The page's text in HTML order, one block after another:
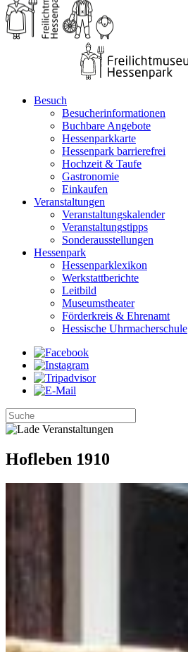
Besuch
Besucherinformationen
Buchbare Angebote
Hessenparkkarte
Hessenpark barrierefrei
Hochzeit & Taufe
Gastronomie
Einkaufen
Veranstaltungen
Veranstaltungskalender
Veranstaltungstipps
Sonderausstellungen
Hessenpark
Hessenparklexikon
Werkstattberichte
Leitbild
Museumstheater
Förderkreis & Ehrenamt
Hessische Uhrmacherschule
Hofleben 1910